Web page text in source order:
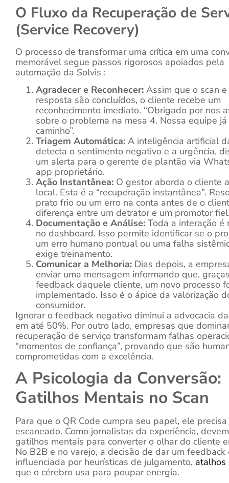
O Fluxo da Recuperação de
(Service Recovery)
O processo de transformar uma crítica em uma
memorável segue passos rigorosos apoiados pela
automação da Solvis :
Agradecer e Reconhecer: Assim que o scan
resposta são concluídos, o cliente recebe um
reconhecimento imediato. “Obrigado por nos
sobre o problema na mesa 4. Nossa equipe
caminho”.
Triagem Automática: A inteligência artificial
detecta o sentimento negativo e a urgência,
um alerta para o gerente de plantão via
app proprietário.
Ação Instantânea: O gestor aborda o cliente
local. Esta é a “recuperação instantânea”.
prato frio ou um erro na conta antes de o
diferença entre um detrator e um promotor
Documentação e Análise: Toda a interação é
no dashboard. Isso permite identificar se o
um erro humano pontual ou uma falha
exige treinamento.
Comunicar a Melhoria: Dias depois, a
enviar uma mensagem informando que,
feedback daquele cliente, um novo processo
implementado. Isso é o ápice da valorização
consumidor.
Ignorar o feedback negativo diminui a advocacia
em até 50%. Por outro lado, empresas que
recuperação de serviço transformam falhas
“momentos de confiança”, provando que são
comprometidas com a excelência.
A Psicologia da Conversão:
Gatilhos Mentais no Scan
Para que o QR Code cumpra seu papel, ele
escaneado. Como jornalistas da experiência,
gatilhos mentais para converter o olhar do cliente
No B2B e no varejo, a decisão de dar um feedback
influenciada por heurísticas de julgamento, atalhos
que o cérebro usa para poupar energia.